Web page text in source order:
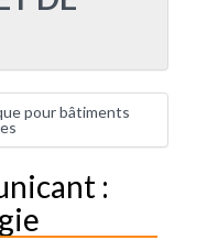
pour bâtiments
: